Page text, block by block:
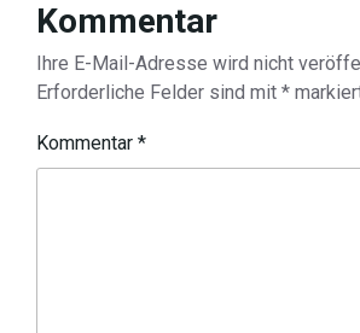
Kommentar
Ihre E-Mail-Adresse wird nicht
Erforderliche Felder sind mit *
Kommentar *